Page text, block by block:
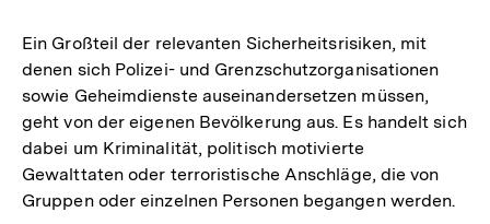
Ein Großteil der relevanten Sicherheitsrisiken, mit
denen sich Polizei- und Grenzschutzorganisationen
sowie Geheimdienste auseinandersetzen müssen,
geht von der eigenen Bevölkerung aus. Es handelt sich
dabei um Kriminalität, politisch motivierte
Gewalttaten oder terroristische Anschläge, die von
Gruppen oder einzelnen Personen begangen werden.